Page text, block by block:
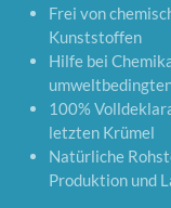
Frei von
Kunststoffen
Hilfe bei
100%
letzten Krümel
Natürliche
Produktion und